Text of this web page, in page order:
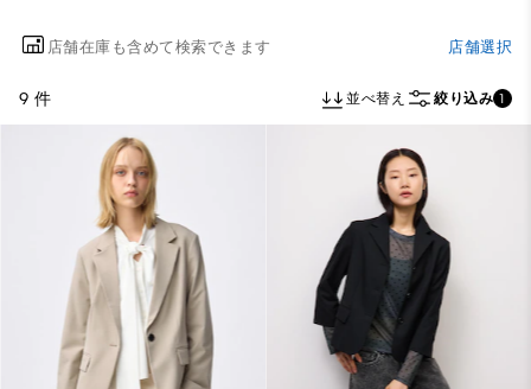
店舗在庫も含めて検索できます 店舗選択
9 件 並べ替え 絞り込み 1